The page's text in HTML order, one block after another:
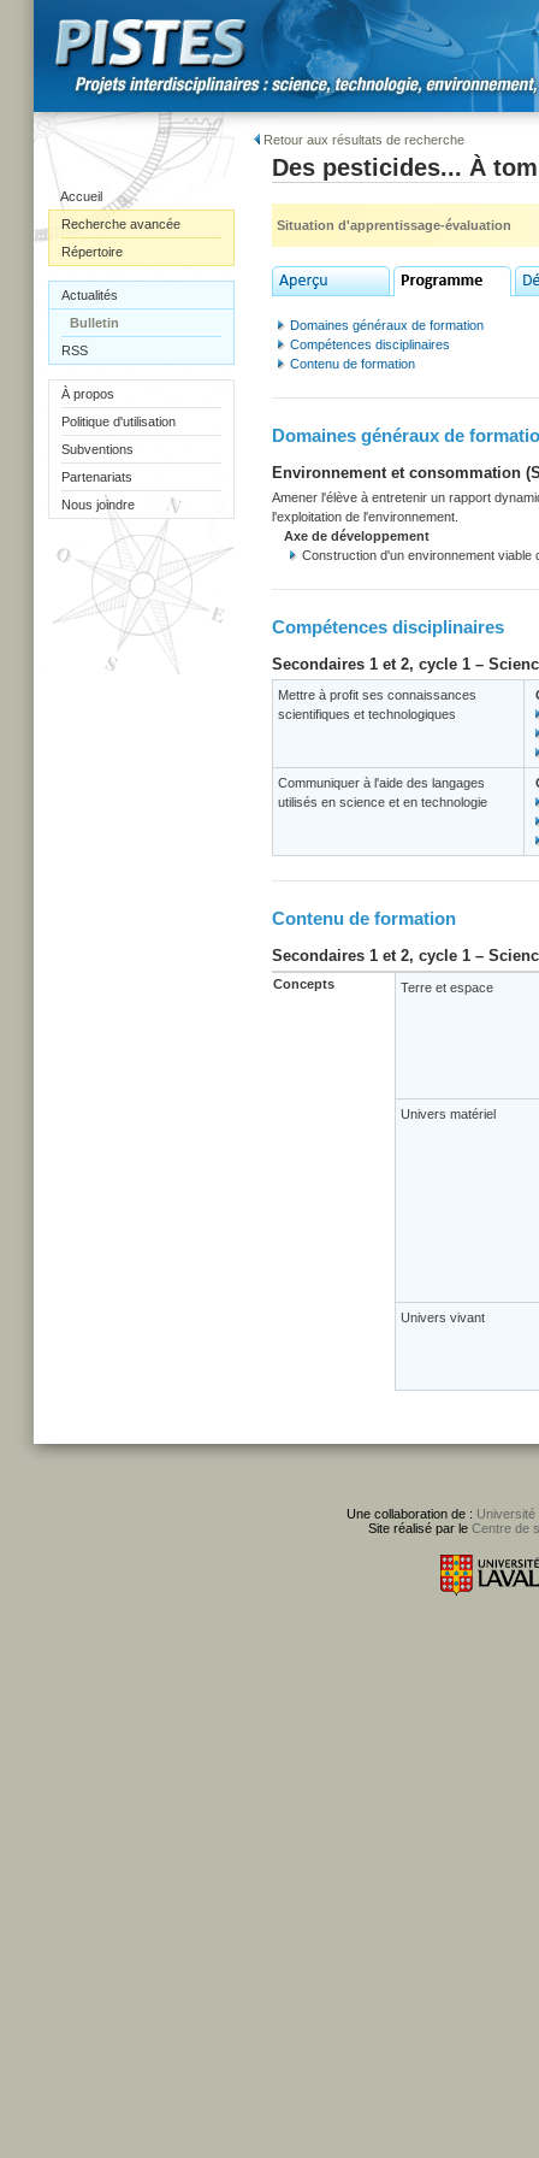
Accueil
Recherche avancée
Répertoire
Actualités
Bulletin
RSS
À propos
Politique d'utilisation
Subventions
Partenariats
Nous joindre
Retour aux résultats de recherche
Des pesticides... À
Situation d'apprentissage-évaluation
Domaines généraux de formation
Compétences disciplinaires
Contenu de formation
Domaines généraux de
Environnement et consommation
Amener l'élève à entretenir un rapport
l'exploitation de l'environnement.
Axe de développement
Construction d'un environnement
Compétences disciplinaires
Secondaires 1 et 2, cycle 1 –
Mettre à profit ses connaissances
scientifiques et technologiques
Communiquer à l'aide des langages
utilisés en science et en technologie
Contenu de formation
Secondaires 1 et 2, cycle 1 –
Concepts Terre et espace
Univers matériel
Univers vivant
Une collaboration de : Université
Site réalisé par le Centre de